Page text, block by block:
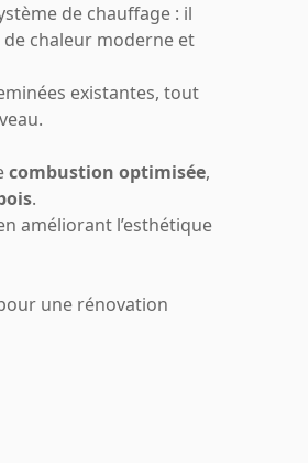
de chauffage : il
chaleur moderne et
existantes, tout
combustion optimisée,
.
améliorant l’esthétique
une rénovation